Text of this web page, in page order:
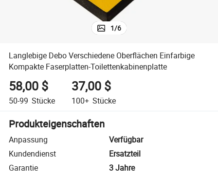
1/6
Langlebige Debo Verschiedene Oberflächen Einfarbige
Kompakte Faserplatten-Toilettenkabinenplatte
58,00 $
50-99 Stücke
37,00 $
100+ Stücke
Produkteigenschaften
Anpassung
Verfügbar
Kundendienst
Ersatzteil
Garantie
3 Jahre